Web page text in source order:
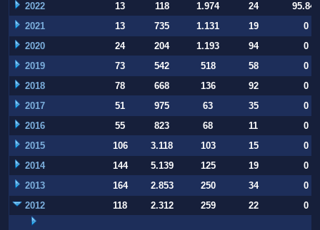
2022
13 118 1.974 24
95.847
2021
13 735 1.131 19
0
2020
24 204 1.193 94
0
2019
73 542 518 58
0
2018
78 668 136 92
0
2017
51 975 63 35
0
2016
55 823 68 11
0
2015
106 3.118 103 15
0
2014
144 5.139 125 19
0
2013
164 2.853 250 34
0
2012
118 2.312 259 22 0